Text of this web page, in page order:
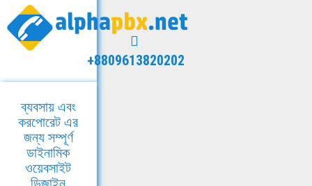
+8809613820202
ব্যবসায় এবং
করপোরেট এর
জন্য সম্পূর্ণ
ডাইনামিক
ওয়েবসাইট